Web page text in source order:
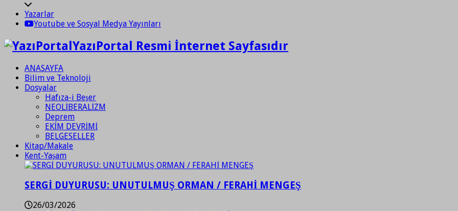
Yazarlar
Youtube ve Sosyal Medya Yayınları
YazıPortal Resmi İnternet Sayfasıdır
ANASAYFA
Bilim ve Teknoloji
Dosyalar
Hafıza-i Beşer
NEOLİBERALİZM
Deprem
EKİM DEVRİMİ
BELGESELLER
Kitap/Makale
Kent-Yaşam
SERGİ DUYURUSU: UNUTULMUŞ ORMAN / FERAHİ MENGEŞ
26/03/2026